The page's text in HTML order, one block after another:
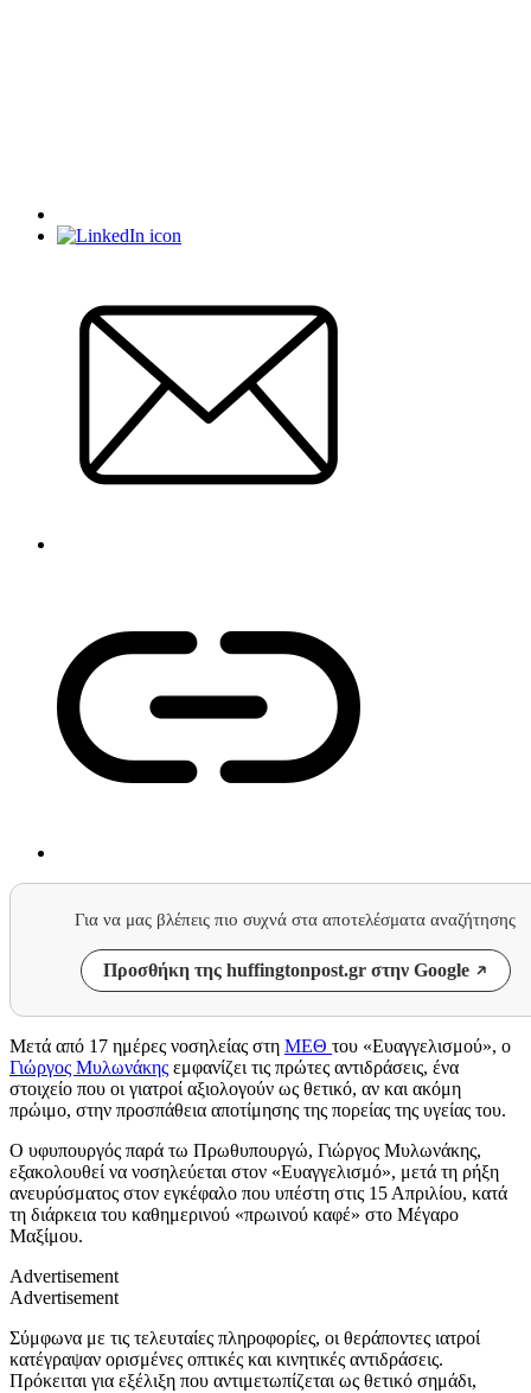
Για να μας βλέπεις πιο συχνά στα αποτελέσματα αναζήτησης
Προσθήκη της huffingtonpost.gr στην Google
Μετά από 17 ημέρες νοσηλείας στη ΜΕΘ του «Ευαγγελισμού», ο
Γιώργος Μυλωνάκης εμφανίζει τις πρώτες αντιδράσεις, ένα
στοιχείο που οι γιατροί αξιολογούν ως θετικό, αν και ακόμη
πρώιμο, στην προσπάθεια αποτίμησης της πορείας της υγείας του.
Ο υφυπουργός παρά τω Πρωθυπουργώ, Γιώργος Μυλωνάκης,
εξακολουθεί να νοσηλεύεται στον «Ευαγγελισμό», μετά τη ρήξη
ανευρύσματος στον εγκέφαλο που υπέστη στις 15 Απριλίου, κατά
τη διάρκεια του καθημερινού «πρωινού καφέ» στο Μέγαρο
Μαξίμου.
Advertisement
Advertisement
Σύμφωνα με τις τελευταίες πληροφορίες, οι θεράποντες ιατροί
κατέγραψαν ορισμένες οπτικές και κινητικές αντιδράσεις.
Πρόκειται για εξέλιξη που αντιμετωπίζεται ως θετικό σημάδι,